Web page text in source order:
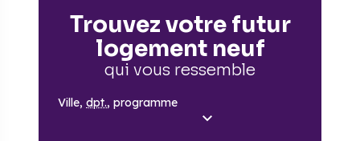
Trouvez votre futur
logement neuf
qui vous ressemble
Ville, dpt., programme